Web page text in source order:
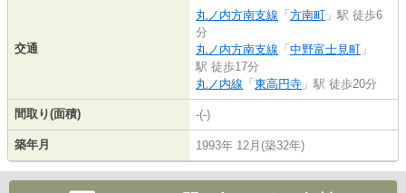
交通
丸ノ内方南支線 「 方南町 」駅 徒歩6
分
丸ノ内方南支線 「 中野富士見町 」
駅 徒歩17分
丸ノ内線 「 東高円寺 」駅 徒歩20分
間取り(面積) -(-)
築年月 1993年 12月(築32年)